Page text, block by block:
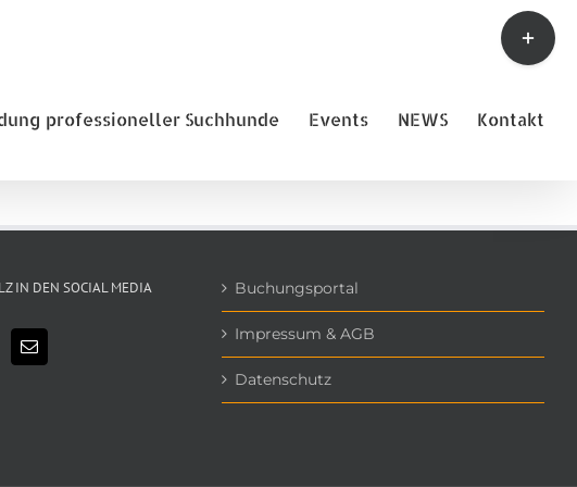
professioneller Suchhunde Events NEWS Kontakt
IN DEN SOCIAL MEDIA Buchungsportal
Impressum & AGB
Datenschutz
Toggle
Sliding
Bar